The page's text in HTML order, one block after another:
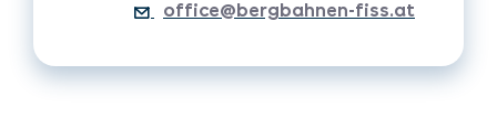
office@bergbahnen-fiss.at